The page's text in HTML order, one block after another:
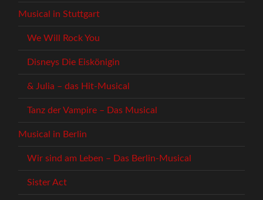
Musical in Stuttgart
We Will Rock You
Disneys Die Eiskönigin
& Julia – das Hit-Musical
Tanz der Vampire – Das Musical
Musical in Berlin
Wir sind am Leben – Das Berlin-Musical
Sister Act